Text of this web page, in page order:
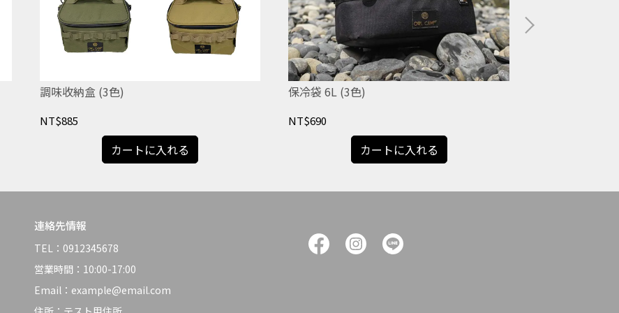
調味收納盒 (3色)
NT$885
カートに入れる
保冷袋 6L (3色)
NT$690
カートに入れる
連絡先情報
TEL：0912345678
営業時間：10:00-17:00
Email：example@email.com